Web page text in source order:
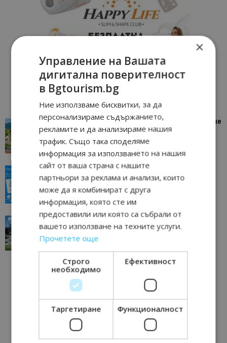
“Пощенска картичка от…”: Петрич – Изживяване
отвъд очакваното
Петрич 11/07/2026 11:22
“Пощенска картичка от…”: Пловдив, градът на
всички времена
Пловдив 23/06/2026 10:00
“Пощенска картичка от…”: Перник – град на
традициите, културата и вдъхновяващите...
Перник 17/06/2026 09:01
×
Управление на Вашата
дигитална поверителност
в Bgtourism.bg
Ние използваме бисквитки, за да
персонализираме съдържанието,
рекламите и да анализираме нашия
трафик. Също така споделяме
информация за използването на нашия
сайт от ваша страна с нашите
партньори за реклама и анализи, които
може да я комбинират с друга
информация, която сте им
предоставили или която са събрали от
вашето използване на техните услуги.
Прочетете още
Строго
необходимо
Ефективност
Таргетиране Функционалност